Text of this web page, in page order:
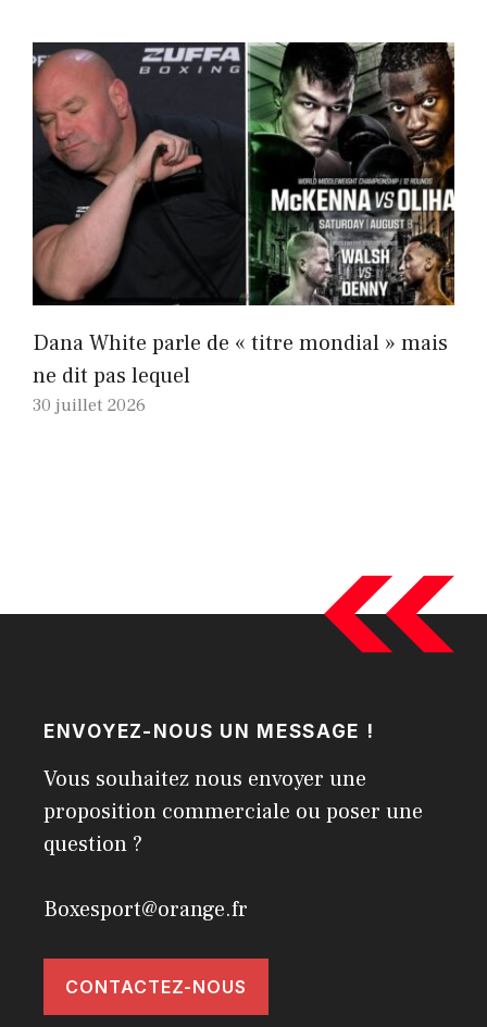
Dana White parle de « titre mondial » mais
ne dit pas lequel
30 juillet 2026
ENVOYEZ-NOUS UN MESSAGE !
Vous souhaitez nous envoyer une
proposition commerciale ou poser une
question ?
Boxesport@orange.fr
CONTACTEZ-NOUS